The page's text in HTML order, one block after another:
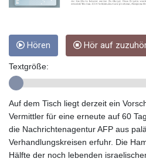
GEL
GIP
Hören Hör auf
Textgröße:
Auf dem Tisch liegt derzeit ein
Vermittler für eine erneute auf 60
die Nachrichtenagentur AFP aus
Verhandlungskreisen erfuhr. Die
Hälfte der noch lebenden